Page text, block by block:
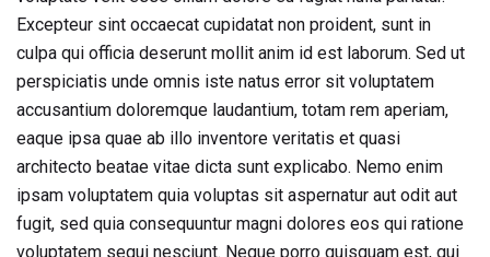
Excepteur sint occaecat cupidatat non proident, sunt in
culpa qui officia deserunt mollit anim id est laborum. Sed ut
perspiciatis unde omnis iste natus error sit voluptatem
accusantium doloremque laudantium, totam rem aperiam,
eaque ipsa quae ab illo inventore veritatis et quasi
architecto beatae vitae dicta sunt explicabo. Nemo enim
ipsam voluptatem quia voluptas sit aspernatur aut odit aut
fugit, sed quia consequuntur magni dolores eos qui ratione
voluptatem sequi nesciunt. Neque porro quisquam est, qui